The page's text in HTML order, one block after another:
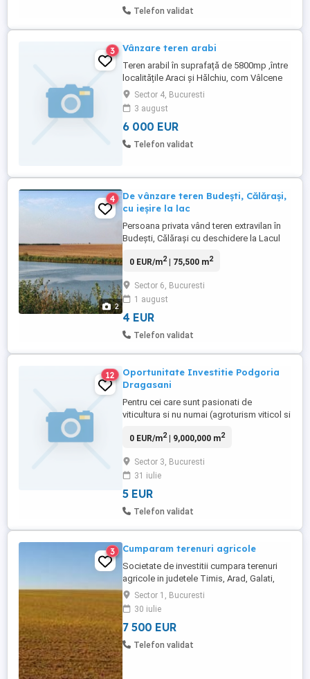
Telefon validat
3 Vânzare teren arabi
Teren arabil în suprafață de 5800mp ,între
localitățile Araci și Hălchiu, com Vâlcene
județul Covasna. Terenul se afla pe o
suprafață plana . Aștept oferte
Sector 4, Bucuresti
3 august
6 000 EUR
Telefon validat
2
4
De vânzare teren Budești, Călărași,
cu ieșire la lac
Persoana privata vând teren extravilan în
Budești, Călărași cu deschidere la Lacul
Totalul terenului însumează 75500 mp.
detalii ma puteți contacta telefonic!
Accept și unele variante cu casa,
apartament în București! ...
0 EUR/m2| 75,500 m2
Sector 6, Bucuresti
1 august
4 EUR
Telefon validat
12
Oportunitate Investitie Podgoria
Dragasani
Pentru cei care sunt pasionati de
viticultura si nu numai (agroturism viticol si
oferta noastra de teren de 80 Ha si poze
Toscana Românie, pe dealurile viticole, la
marginea pădurii, intr-o frumoasa zona cu
expoziție permanenta ...
0 EUR/m2| 9,000,000 m2
Sector 3, Bucuresti
31 iulie
5 EUR
Telefon validat
3 Cumparam terenuri agricole
Societate de investitii cumpara terenuri
agricole in judetele Timis, Arad, Galati,
Braila, Ialomita. Oferim pretul cel mai bun
in zona.
Sector 1, Bucuresti
30 iulie
7 500 EUR
Telefon validat